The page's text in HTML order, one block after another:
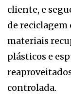
cliente, e
de reciclagem
materiais
plásticos e
controlada.